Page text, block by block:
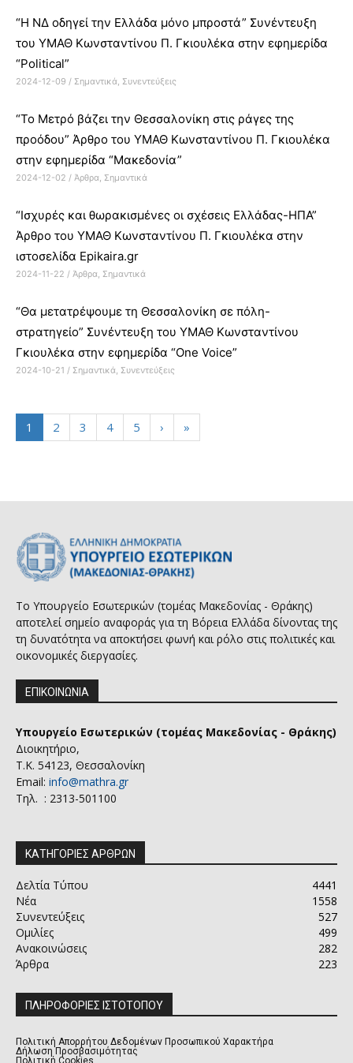
“Η ΝΔ οδηγεί την Ελλάδα μόνο μπροστά” Συνέντευξη
του ΥΜΑΘ Κωνσταντίνου Π. Γκιουλέκα στην εφημερίδα
“Political”
2024-12-09 / Σημαντικά, Συνεντεύξεις
“Το Μετρό βάζει την Θεσσαλονίκη στις ράγες της
προόδου” Άρθρο του ΥΜΑΘ Κωνσταντίνου Π. Γκιουλέκα
στην εφημερίδα “Μακεδονία”
2024-12-02 / Άρθρα, Σημαντικά
“Ισχυρές και θωρακισμένες οι σχέσεις Ελλάδας-ΗΠΑ”
Άρθρο του ΥΜΑΘ Κωνσταντίνου Π. Γκιουλέκα στην
ιστοσελίδα Epikaira.gr
2024-11-22 / Άρθρα, Σημαντικά
“Θα μετατρέψουμε τη Θεσσαλονίκη σε πόλη-
στρατηγείο” Συνέντευξη του ΥΜΑΘ Κωνσταντίνου
Γκιουλέκα στην εφημερίδα “One Voice”
2024-10-21 / Σημαντικά, Συνεντεύξεις
1 2 3 4 5 › »
Το Υπουργείο Εσωτερικών (τομέας Μακεδονίας - Θράκης)
αποτελεί σημείο αναφοράς για τη Βόρεια Ελλάδα δίνοντας της
τη δυνατότητα να αποκτήσει φωνή και ρόλο στις πολιτικές και
οικονομικές διεργασίες.
ΕΠΙΚΟΙΝΩΝΙΑ
Υπουργείο Εσωτερικών (τομέας Μακεδονίας - Θράκης)
Διοικητήριο,
Τ.Κ. 54123, Θεσσαλονίκη
Email: info@mathra.gr
Τηλ. : 2313-501100
ΚΑΤΗΓΟΡΙΕΣ ΑΡΘΡΩΝ
Δελτία Τύπου
4441
Νέα
1558
Συνεντεύξεις
527
Ομιλίες
499
Ανακοινώσεις
282
Άρθρα
223
ΠΛΗΡΟΦΟΡΙΕΣ ΙΣΤΟΤΟΠΟΥ
Πολιτική Απορρήτου Δεδομένων Προσωπικού Χαρακτήρα
Δήλωση Προσβασιμότητας
Πολιτική Cookies